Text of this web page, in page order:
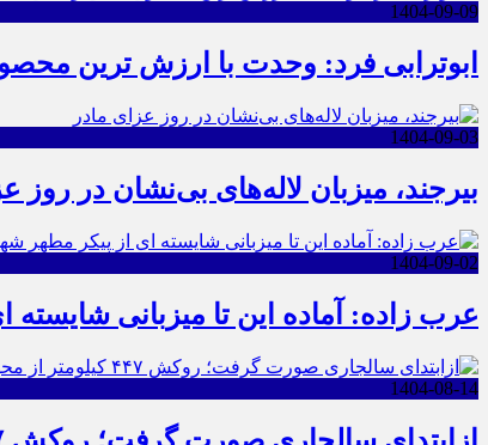
1404-09-09
ابوترابی فرد: وحدت با ارزش ترین
1404-09-03
بیرجند، میزبان لاله‌های بی‌نشان در روز
1404-09-02
عرب زاده: آماده این تا میزبانی
1404-08-14